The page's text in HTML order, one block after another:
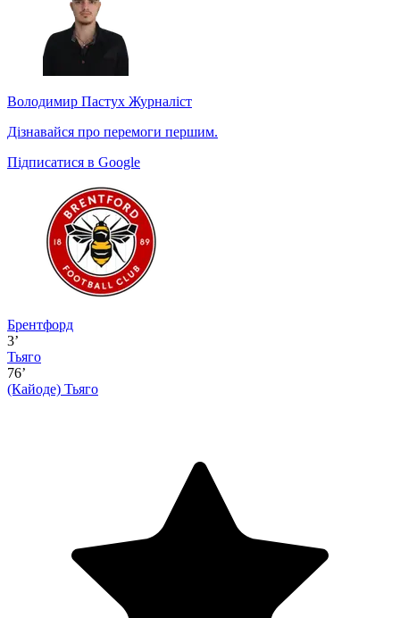
Володимир Пастух Журналіст
Дізнавайся про перемоги першим.
Підписатися в Google
Брентфорд
3’
Тьяго
76’
(Кайоде) Тьяго